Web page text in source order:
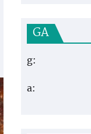
GA
g:
a: